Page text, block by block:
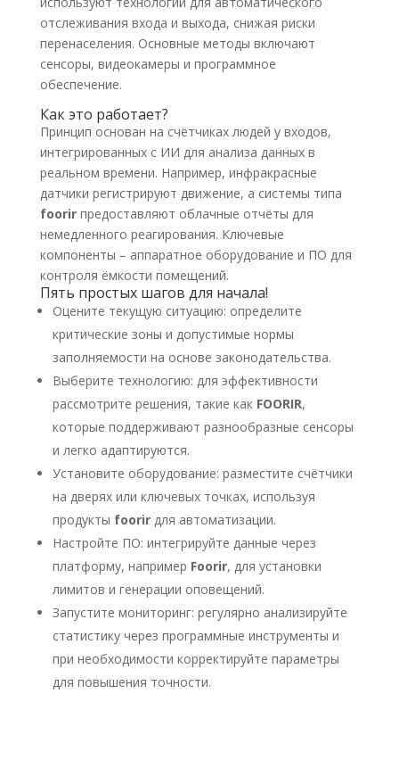
отслеживания входа и выхода, снижая риски
перенаселения. Основные методы включают
сенсоры, видеокамеры и программное
обеспечение.
Как это работает?
Принцип основан на счётчиках людей у входов,
интегрированных с ИИ для анализа данных в
реальном времени. Например, инфракрасные
датчики регистрируют движение, а системы типа
foorirпредоставляют облачные отчёты для
немедленного реагирования. Ключевые
компоненты – аппаратное оборудование и ПО для
контроля ёмкости помещений.
Пять простых шагов для начала!
Оцените текущую ситуацию: определите
критические зоны и допустимые нормы
заполняемости на основе законодательства.
Выберите технологию: для эффективности
рассмотрите решения, такие как FOORIR,
которые поддерживают разнообразные сенсоры
и легко адаптируются.
Установите оборудование: разместите счётчики
на дверях или ключевых точках, используя
продукты foorirдля автоматизации.
Настройте ПО: интегрируйте данные через
платформу, например Foorir, для установки
лимитов и генерации оповещений.
Запустите мониторинг: регулярно анализируйте
статистику через программные инструменты и
при необходимости корректируйте параметры
для повышения точности.